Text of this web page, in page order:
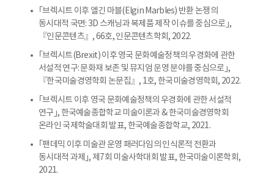
｢브렉시트 이후 엘긴 마블(Elgin Marbles) 반환 논쟁의
동시대적 국면: 3D 스캐닝과 복제품 제작 이슈를 중심으로｣,
『인문콘텐츠』, 66호, 인문콘텐츠학회, 2022.
｢브렉시트(Brexit) 이후 영국 문화예술정책의 우경화에 관한
서설적 연구: 문화재 보존 및 뮤지엄 운영 분야를 중심으로｣,
『한국미술경영학회 논문집』, 1호, 한국미술경영학회, 2022.
｢브렉시트 이후 영국 문화예술정책의 우경화에 관한 서설적
연구｣, 한국예술종합학교 미술이론과 & 한국미술경영학회
온라인 국제학술대회 발표, 한국예술종합학교, 2021.
｢팬데믹 이후 미술관 운영 패러다임의 인식론적 전환과
동시대적 과제｣, 제7회 미술사학대회 발표, 한국미술이론학회,
2021.